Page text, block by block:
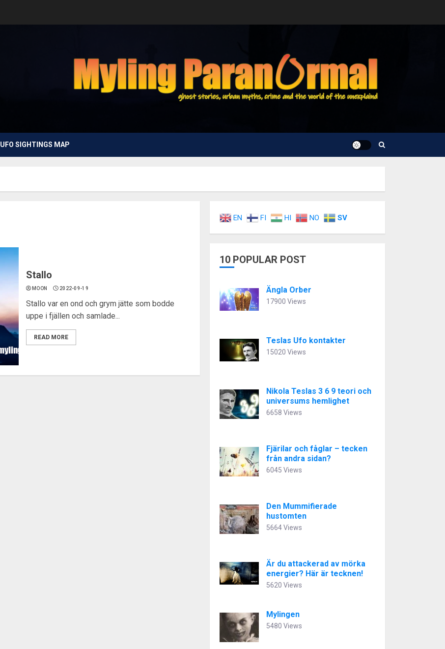
UFO SIGHTINGS MAP
Stallo
MOON 2022-09-19
Stallo var en ond och grym jätte som bodde
uppe i fjällen och samlade...
READ MORE
EN FI HI NO SV
10 POPULAR POST
Ängla Orber
17900 Views
Teslas Ufo kontakter
15020 Views
Nikola Teslas 3 6 9 teori och
universums hemlighet
6658 Views
Fjärilar och fåglar – tecken
från andra sidan?
6045 Views
Den Mummifierade
hustomten
5664 Views
Är du attackerad av mörka
energier? Här är tecknen!
5620 Views
Mylingen
5480 Views